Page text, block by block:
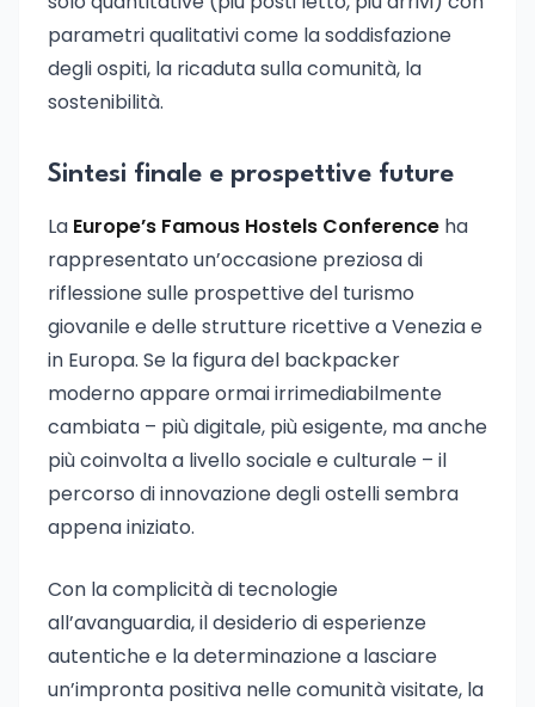
parametri qualitativi come la soddisfazione
degli ospiti, la ricaduta sulla comunità, la
sostenibilità.
Sintesi finale e prospettive future
La Europe’s Famous Hostels Conference ha
rappresentato un’occasione preziosa di
riflessione sulle prospettive del turismo
giovanile e delle strutture ricettive a Venezia e
in Europa. Se la figura del backpacker
moderno appare ormai irrimediabilmente
cambiata – più digitale, più esigente, ma anche
più coinvolta a livello sociale e culturale – il
percorso di innovazione degli ostelli sembra
appena iniziato.
Con la complicità di tecnologie
all’avanguardia, il desiderio di esperienze
autentiche e la determinazione a lasciare
un’impronta positiva nelle comunità visitate, la